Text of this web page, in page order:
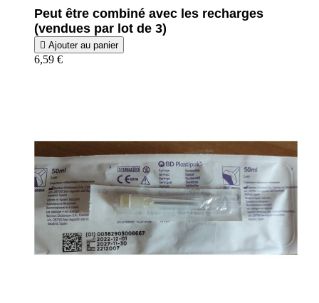
Peut être combiné avec les recharges
(vendues par lot de 3)
 Ajouter au panier
6,59 €